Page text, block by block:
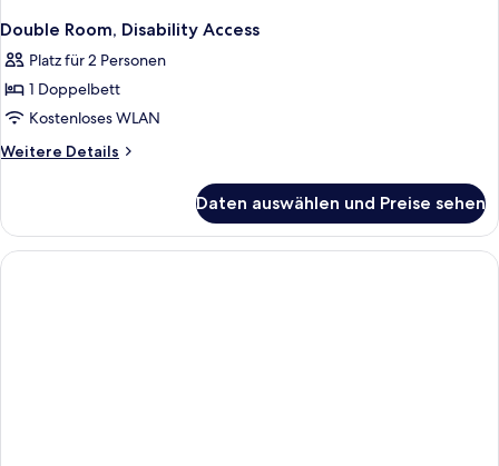
Double Room, Disability Access
Platz für 2 Personen
1 Doppelbett
Kostenloses WLAN
Weitere Details
Weitere
Room,
Disability
Access
Daten auswählen und Preise sehen